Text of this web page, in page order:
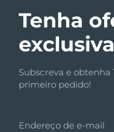
Tenha
Subscreva e obtenha
primeiro pedido!
Endereço de e-mail